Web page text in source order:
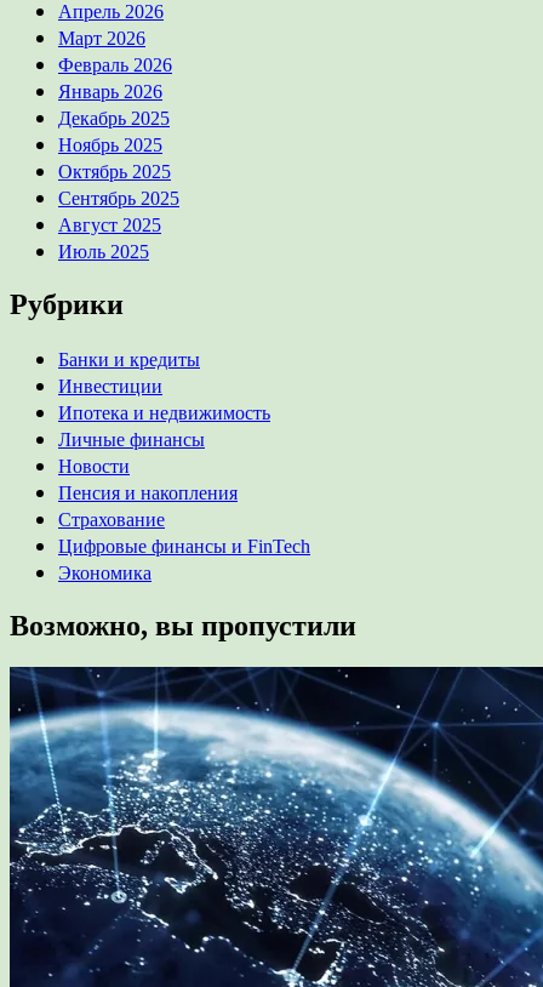
Апрель 2026
Март 2026
Февраль 2026
Январь 2026
Декабрь 2025
Ноябрь 2025
Октябрь 2025
Сентябрь 2025
Август 2025
Июль 2025
Рубрики
Банки и кредиты
Инвестиции
Ипотека и недвижимость
Личные финансы
Новости
Пенсия и накопления
Страхование
Цифровые финансы и FinTech
Экономика
Возможно, вы пропустили